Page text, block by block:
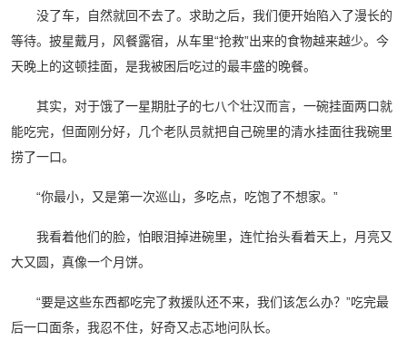
没了车，自然就回不去了。求助之后，我们便开始陷入了漫长的
等待。披星戴月，风餐露宿，从车里“抢救”出来的食物越来越少。今
天晚上的这顿挂面，是我被困后吃过的最丰盛的晚餐。
其实，对于饿了一星期肚子的七八个壮汉而言，一碗挂面两口就
能吃完，但面刚分好，几个老队员就把自己碗里的清水挂面往我碗里
捞了一口。
“你最小，又是第一次巡山，多吃点，吃饱了不想家。”
我看着他们的脸，怕眼泪掉进碗里，连忙抬头看着天上，月亮又
大又圆，真像一个月饼。
“要是这些东西都吃完了救援队还不来，我们该怎么办？”吃完最
后一口面条，我忍不住，好奇又忐忑地问队长。